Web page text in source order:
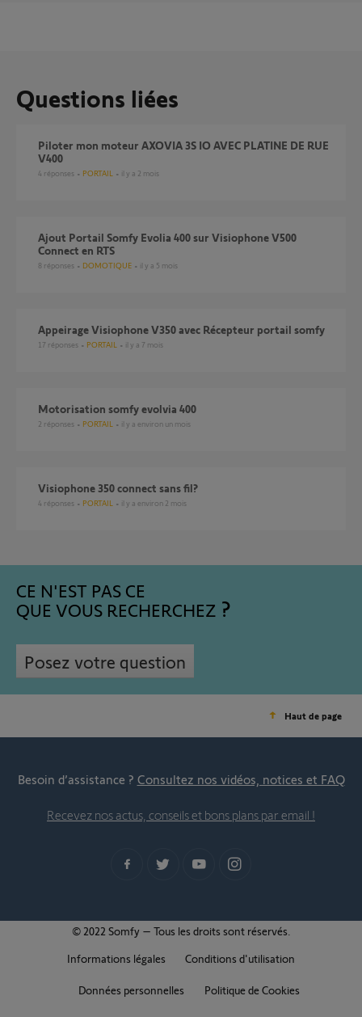
Questions liées
Piloter mon moteur AXOVIA 3S IO AVEC PLATINE DE RUE
V400
4 réponses PORTAIL il y a 2 mois
Ajout Portail Somfy Evolia 400 sur Visiophone V500
Connect en RTS
8 réponses DOMOTIQUE il y a 5 mois
Appeirage Visiophone V350 avec Récepteur portail somfy
17 réponses PORTAIL il y a 7 mois
motorisation somfy evolvia 400
2 réponses PORTAIL il y a environ un mois
visiophone 350 connect sans fil?
4 réponses PORTAIL il y a environ 2 mois
CE N'EST PAS CE
QUE VOUS RECHERCHEZ
Posez votre question
Haut de page
Besoin d’assistance ? Consultez nos vidéos, notices et FAQ
Recevez nos actus, conseils et bons plans par email !
© 2022 Somfy – Tous les droits sont réservés.
Informations légales
Conditions d'utilisation
Données personnelles Politique de Cookies